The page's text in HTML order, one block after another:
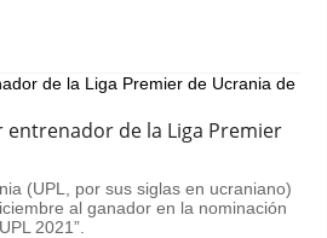
entrenador de la Liga Premier
(UPL, por sus siglas en ucraniano)
al ganador en la nominación
2021”.